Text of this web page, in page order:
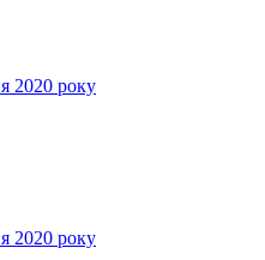
2020 року
2020 року